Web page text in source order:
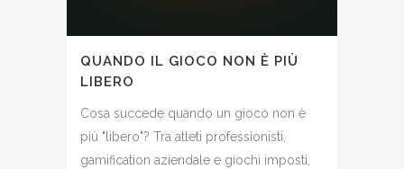
QUANDO IL GIOCO NON È PIÙ
LIBERO
Cosa succede quando un gioco non è
più "libero"? Tra atleti professionisti,
gamification aziendale e giochi imposti,